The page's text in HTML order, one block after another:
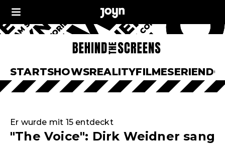
STARTSHOWSREALITYFILMESERIEN
Er wurde mit 15 entdeckt
"The Voice": Dirk Weidner sang